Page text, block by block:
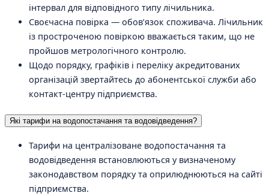
інтервал для відповідного типу лічильника.
Своєчасна повірка — обовʼязок споживача. Лічильник
із простроченою повіркою вважається таким, що не
пройшов метрологічного контролю.
Щодо порядку, графіків і переліку акредитованих
організацій звертайтесь до абонентської служби або
контакт-центру підприємства.
Які тарифи на водопостачання та водовідведення?
Тарифи на централізоване водопостачання та
водовідведення встановлюються у визначеному
законодавством порядку та оприлюднюються на сайті
підприємства.